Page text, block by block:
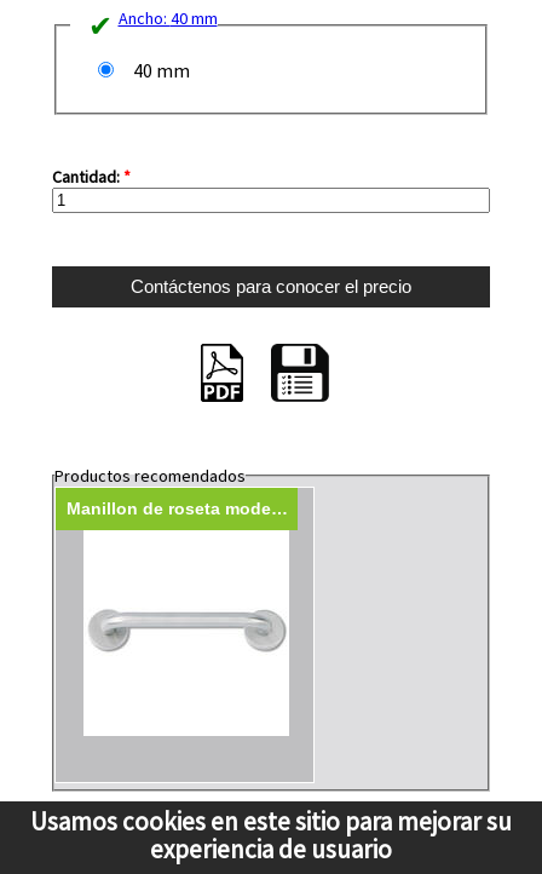
Ancho: 40 mm
40 mm
Cantidad:*
Productos recomendados
Manillon de roseta modelo 403
Usamos cookies en este sitio para mejorar su
experiencia de usuario